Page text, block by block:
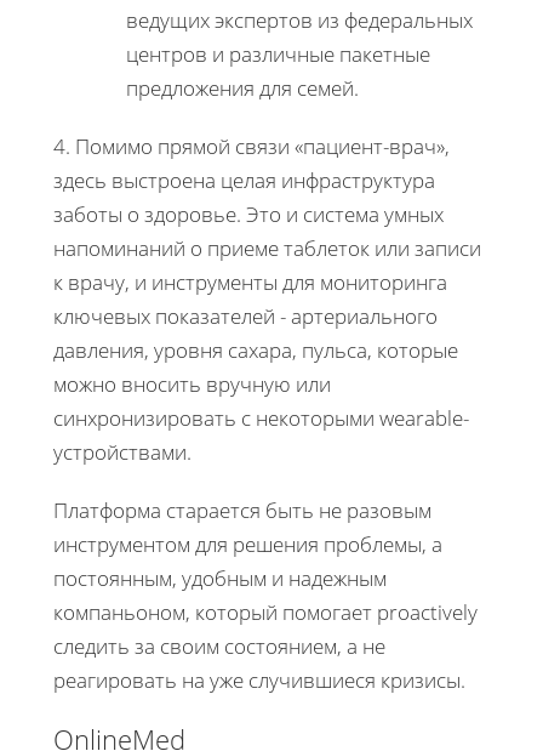
ведущих экспертов из федеральных
центров и различные пакетные
предложения для семей.
4. Помимо прямой связи «пациент-врач»,
здесь выстроена целая инфраструктура
заботы о здоровье. Это и система умных
напоминаний о приеме таблеток или записи
к врачу, и инструменты для мониторинга
ключевых показателей - артериального
давления, уровня сахара, пульса, которые
можно вносить вручную или
синхронизировать с некоторыми wearable-
устройствами.
Платформа старается быть не разовым
инструментом для решения проблемы, а
постоянным, удобным и надежным
компаньоном, который помогает proactively
следить за своим состоянием, а не
реагировать на уже случившиеся кризисы.
OnlineMed